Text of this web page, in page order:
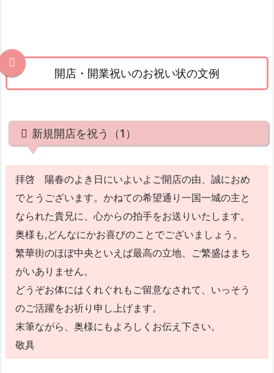
開店・開業祝いのお祝い状の文例
新規開店を祝う（1）
拝啓 陽春のよき日にいよいよご開店の由、誠におめ
でとうございます。かねての希望通り一国一城の主と
なられた貴兄に、心からの拍手をお送りいたします。
奥様も,どんなにかお喜びのことでございましょう。
繁華街のほぼ中央といえば最高の立地、ご繁盛はまち
がいありません。
どうぞお体にはくれぐれもご留意なされて、いっそう
のご活躍をお祈り申し上げます。
末筆ながら、奥様にもよろしくお伝え下さい。
敬具